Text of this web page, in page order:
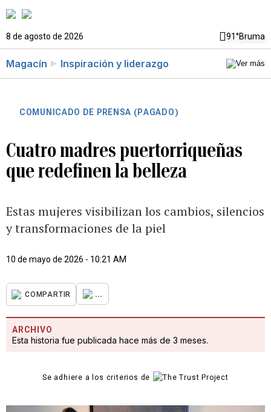
8 de agosto de 2026 91°Bruma
Magacín Inspiración y liderazgo
COMUNICADO DE PRENSA (PAGADO)
Cuatro madres puertorriqueñas
que redefinen la belleza
Estas mujeres visibilizan los cambios, silencios
y transformaciones de la piel
10 de mayo de 2026 - 10:21 AM
COMPARTIR ...
ARCHIVO
Esta historia fue publicada hace más de 3 meses.
Se adhiere a los criterios de